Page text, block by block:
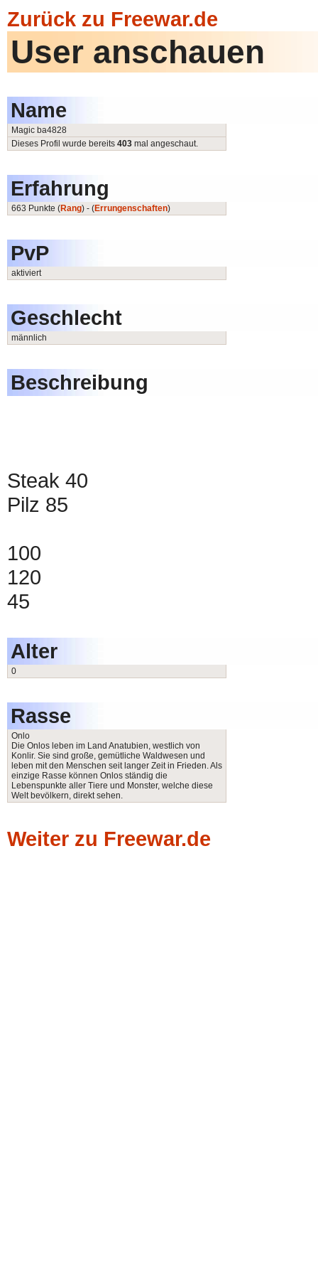
Zurück zu Freewar.de
User anschauen
Name
Magic ba4828
Dieses Profil wurde bereits 403 mal angeschaut.
Erfahrung
663 Punkte (Rang) - (Errungenschaften)
PvP
aktiviert
Geschlecht
männlich
Beschreibung
Steak 40
Pilz 85
100
120
45
Alter
0
Rasse
Onlo
Die Onlos leben im Land Anatubien, westlich von
Konlir. Sie sind große, gemütliche Waldwesen und
leben mit den Menschen seit langer Zeit in Frieden. Als
einzige Rasse können Onlos ständig die
Lebenspunkte aller Tiere und Monster, welche diese
Welt bevölkern, direkt sehen.
Weiter zu Freewar.de